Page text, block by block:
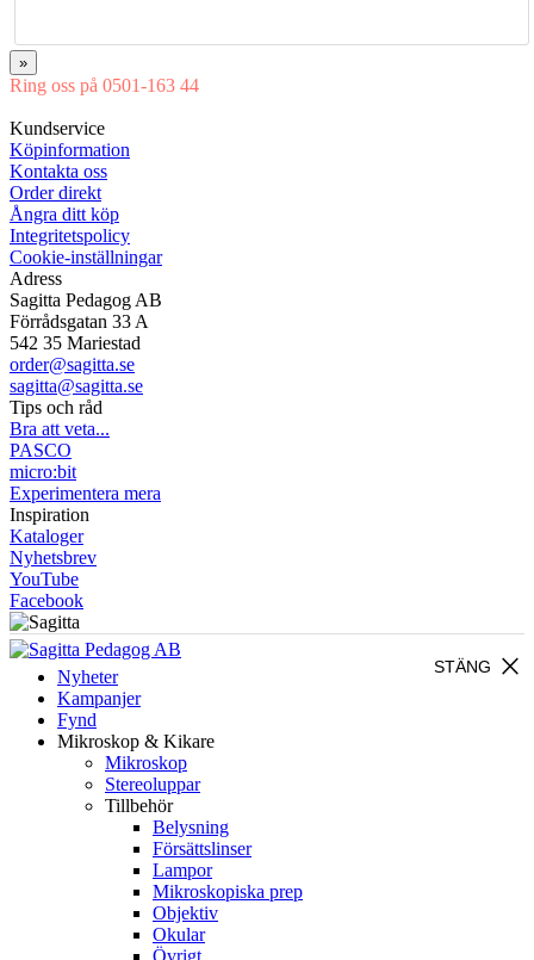
»
Ring oss på 0501-163 44
Kundservice
Köpinformation
Kontakta oss
Order direkt
Ångra ditt köp
Integritetspolicy
Cookie-inställningar
Adress
Sagitta Pedagog AB
Förrådsgatan 33 A
542 35 Mariestad
order@sagitta.se
sagitta@sagitta.se
Tips och råd
Bra att veta...
PASCO
micro:bit
Experimentera mera
Inspiration
Kataloger
Nyhetsbrev
YouTube
Facebook
close
STÄNG
Nyheter
Kampanjer
Fynd
Mikroskop & Kikare
Mikroskop
Stereoluppar
Tillbehör
Belysning
Försättslinser
Lampor
Mikroskopiska prep
Objektiv
Okular